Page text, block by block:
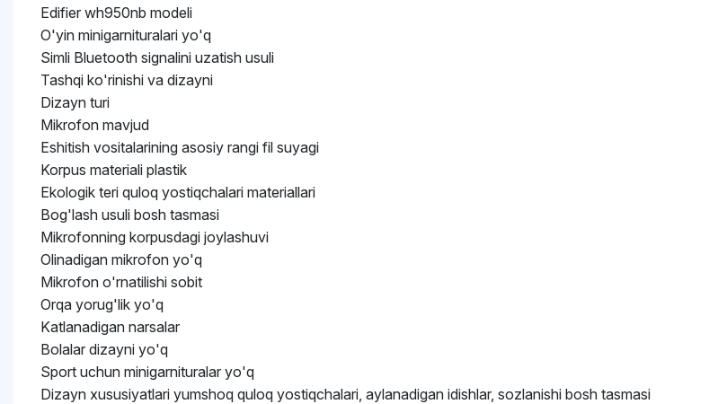
Edifier wh950nb modeli
O'yin minigarnituralari yo'q
Simli Bluetooth signalini uzatish usuli
Tashqi ko'rinishi va dizayni
Dizayn turi
Mikrofon mavjud
Eshitish vositalarining asosiy rangi fil suyagi
Korpus materiali plastik
Ekologik teri quloq yostiqchalari materiallari
Bog'lash usuli bosh tasmasi
Mikrofonning korpusdagi joylashuvi
Olinadigan mikrofon yo'q
Mikrofon o'rnatilishi sobit
Orqa yorug'lik yo'q
Katlanadigan narsalar
Bolalar dizayni yo'q
Sport uchun minigarnituralar yo'q
Dizayn xususiyatlari yumshoq quloq yostiqchalari, aylanadigan idishlar, sozlanishi bosh tasmasi